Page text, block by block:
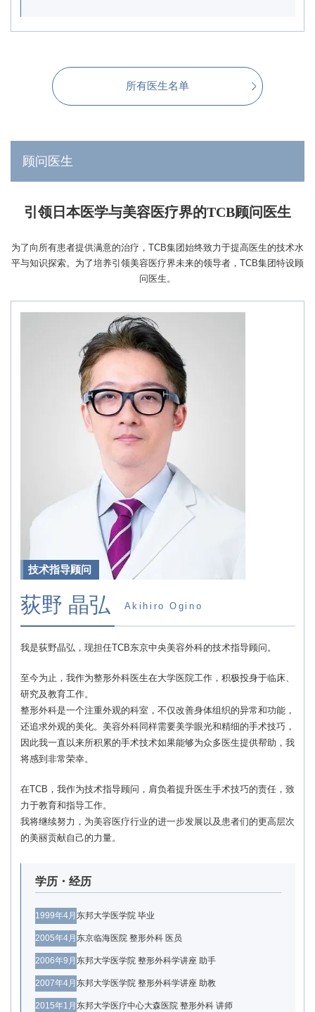
所有医生名单
顾问医生
引领日本医学与美容医疗界的TCB顾问医生
为了向所有患者提供满意的治疗，TCB集团始终致力于提高医生的技术水
平与知识探索。为了培养引领美容医疗界未来的领导者，TCB集团特设顾
问医生。
技术指导顾问
荻野 晶弘 Akihiro Ogino
我是荻野晶弘，现担任TCB东京中央美容外科的技术指导顾问。
至今为止，我作为整形外科医生在大学医院工作，积极投身于临床、
研究及教育工作。
整形外科是一个注重外观的科室，不仅改善身体组织的异常和功能，
还追求外观的美化。美容外科同样需要美学眼光和精细的手术技巧，
因此我一直以来所积累的手术技术如果能够为众多医生提供帮助，我
将感到非常荣幸。
在TCB，我作为技术指导顾问，肩负着提升医生手术技巧的责任，致
力于教育和指导工作。
我将继续努力，为美容医疗行业的进一步发展以及患者们的更高层次
的美丽贡献自己的力量。
学历・经历
1999年4月 东邦大学医学院 毕业
2005年4月 东京临海医院 整形外科 医员
2006年9月 东邦大学医学院 整形外科学讲座 助手
2007年4月 东邦大学医学院 整形外科学讲座 助教
2015年1月 东邦大学医疗中心大森医院 整形外科 讲师